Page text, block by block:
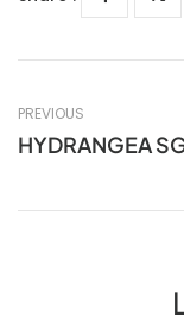
PREVIOUS
HYDRANGEA